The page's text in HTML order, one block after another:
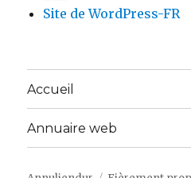
Site de WordPress-FR
Accueil
Annuaire web